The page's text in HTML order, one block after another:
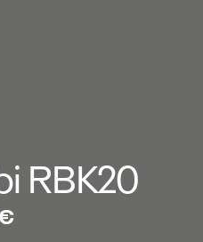
RBK20